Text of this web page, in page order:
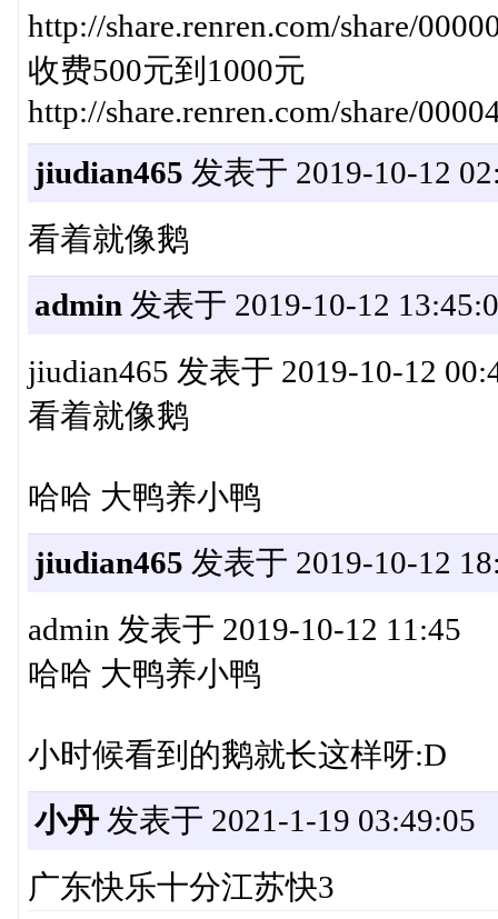
http://share.renren.com/share/
收费500元到1000元
http://share.renren.com/share/
jiudian465 发表于 2019-10-12
看着就像鹅
admin 发表于 2019-10-12
jiudian465 发表于 2019-10-12
看着就像鹅
哈哈 大鸭养小鸭
jiudian465 发表于 2019-10-12
admin 发表于 2019-10-12 11:45
哈哈 大鸭养小鸭
小时候看到的鹅就长这样呀:D
小丹发表于 2021-1-19 03:49:05
广东快乐十分江苏快3